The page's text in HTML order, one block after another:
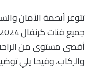
تتوفر أنظمة الأمان
أقصى مستوى من
والركاب، وفيما يلي